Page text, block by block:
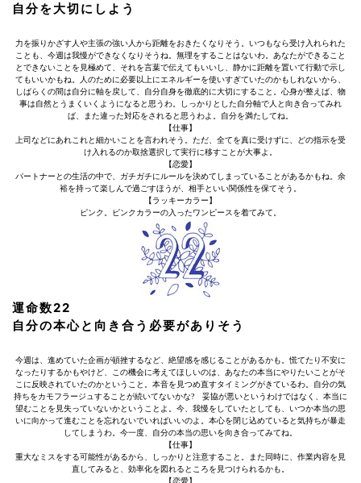
自分を大切にしよう
力を振りかざす人や主張の強い人から距離をおきたくなりそう。いつもなら受け入れられた
ことも、今週は我慢ができなくなりそうね。無理をすることはないわ。あなたができること
とできないことを見極めて、それを言葉で伝えてもいいし、静かに距離を置いて行動で示し
てもいいかもね。人のために必要以上にエネルギーを使いすぎていたのかもしれないから、
しばらくの間は自分に軸を戻して、自分自身を徹底的に大切にすること。心身が整えば、物
事は自然とうまくいくようになると思うわ。しっかりとした自分軸で人と向き合ってみれ
ば、また違った対応をされると思うわよ。自分を満たしてね。
【仕事】
上司などにあれこれと細かいことを言われそう。ただ、全てを真に受けずに、どの指示を受
け入れるのか取捨選択して実行に移すことが大事よ。
【恋愛】
パートナーとの生活の中で、ガチガチにルールを決めてしまっていることがあるかもね。余
裕を持って楽しんで過ごすほうが、相手といい関係性を保てそう。
【ラッキーカラー】
ピンク。ピンクカラーの入ったワンピースを着てみて。
運命数22
自分の本心と向き合う必要がありそう
今週は、進めていた企画が頓挫するなど、絶望感を感じることがあるかも。慌てたり不安に
なったりするかもやけど、この機会に考えてほしいのは、あなたの本当にやりたいことがそ
こに反映されていたのかということ。本音を見つめ直すタイミングがきているわ。自分の気
持ちをカモフラージュすることが続いてないかな? 妥協が悪いというわけではなく、本当に
望むことを見失っていないかということよ。今、我慢をしていたとしても、いつか本当の思
いに向かって進むことを忘れないでいればいいのよ。本心を閉じ込めていると気持ちが暴走
してしまうわ。今一度、自分の本当の思いを向き合ってみてね。
【仕事】
重大なミスをする可能性があるから、しっかりと注意すること。また同時に、作業内容を見
直してみると、効率化を図れるところを見つけられるかも。
【恋愛】